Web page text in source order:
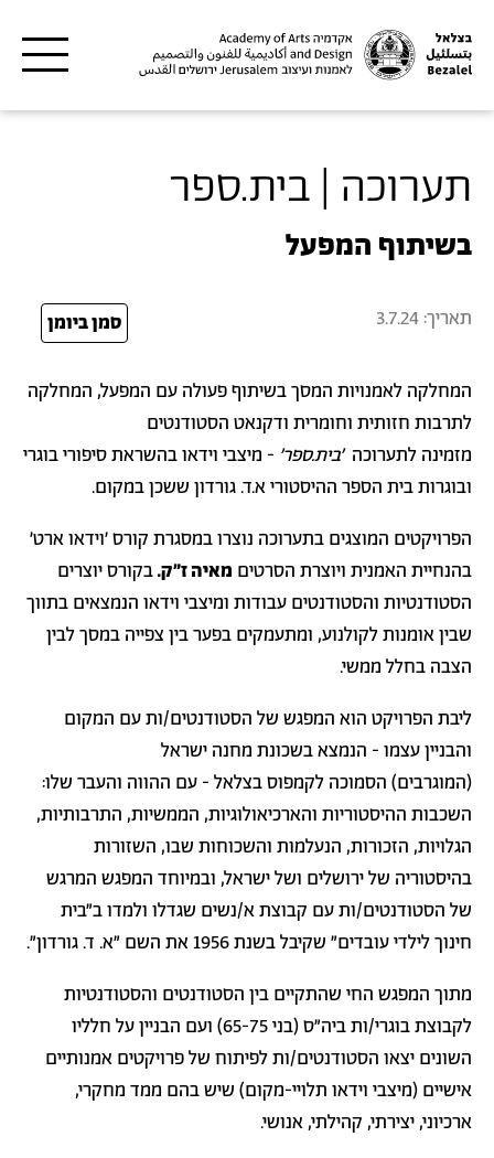
תערוכה | בית.ספר
בשיתוף המפעל
תאריך: 3.7.24 סמן ביומן
המחלקה לאמנויות המסך בשיתוף פעולה עם המפעל, המחלקה
לתרבות חזותית וחומרית ודקנאט הסטודנטים
מזמינה לתערוכה׳בית.ספר׳ - מיצבי וידאו בהשראת סיפורי בוגרי
ובוגרות בית הספר ההיסטורי א.ד. גורדון ששכן במקום.
הפרויקטים המוצגים בתערוכה נוצרו במסגרת קורס ׳וידאו ארט׳
בהנחיית האמנית ויוצרת הסרטים מאיה ז״ק.בקורס יוצרים
הסטודנטיות והסטודנטים עבודות ומיצבי וידאו הנמצאים בתווך
שבין אומנות לקולנוע, ומתעמקים בפער בין צפייה במסך לבין
הצבה בחלל ממשי.
ליבת הפרויקט הוא המפגש של הסטודנטים/ות עם המקום
והבניין עצמו - הנמצא בשכונת מחנה ישראל
(המוגרבים) הסמוכה לקמפוס בצלאל - עם ההווה והעבר שלו:
השכבות ההיסטוריות והארכיאולוגיות, הממשיות, התרבותיות,
הגלויות, הזכורות, הנעלמות והשכוחות שבו, השזורות
בהיסטוריה של ירושלים ושל ישראל, ובמיוחד המפגש המרגש
של הסטודנטים/ות עם קבוצת א/נשים שגדלו ולמדו ב"בית
חינוך לילדי עובדים" שקיבל בשנת 1956 את השם "א. ד. גורדון".
מתוך המפגש החי שהתקיים בין הסטודנטים והסטודנטיות
לקבוצת בוגרי/ות ביה״ס (בני 65-75) ועם הבניין על חלליו
השונים יצאו הסטודנטים/ות לפיתוח של פרויקטים אמנותיים
אישיים (מיצבי וידאו תלויי-מקום) שיש בהם ממד מחקרי,
ארכיוני, יצירתי, קהילתי, אנושי.